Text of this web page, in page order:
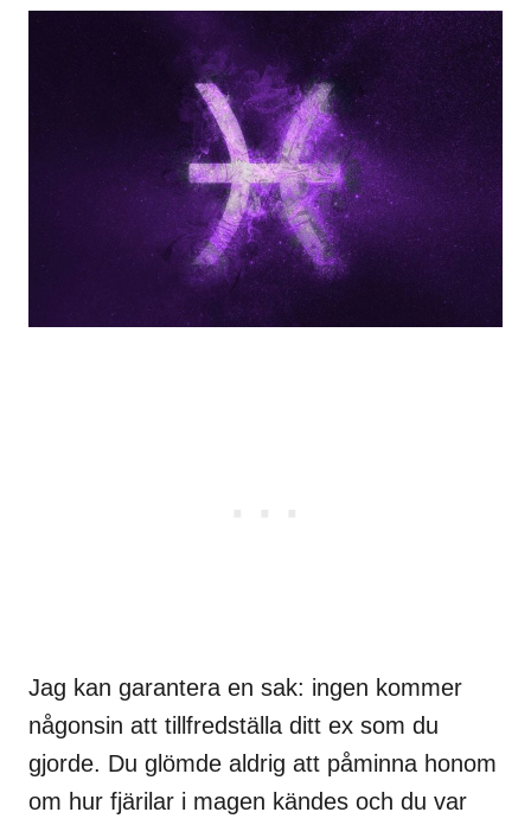
Jag kan garantera en sak: ingen kommer
någonsin att tillfredställa ditt ex som du
gjorde. Du glömde aldrig att påminna honom
om hur fjärilar i magen kändes och du var